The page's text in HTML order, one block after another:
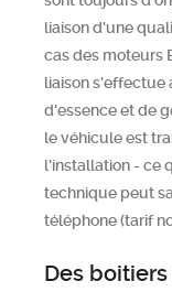
liaison d'une
cas des moteurs
liaison s'effectue
d'essence et de
le véhicule est
l'installation - ce
technique peut
téléphone (tarif
Des